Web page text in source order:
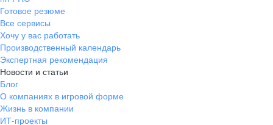
Готовое резюме
Все сервисы
Хочу у вас работать
Производственный календарь
Экспертная рекомендация
Новости и статьи
Блог
О компаниях в игровой форме
Жизнь в компании
ИТ-проекты